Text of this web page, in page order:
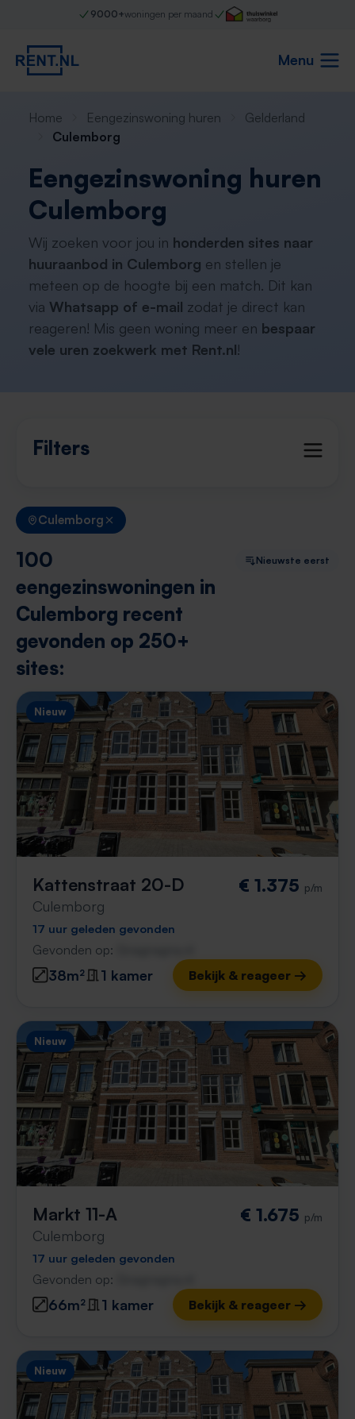
9000+woningen per maand
Menu
Home Eengezinswoning huren
Gelderland
Culemborg
Eengezinswoning huren
Culemborg
Wij zoeken voor jou in honderden sites naar
huuraanbod in Culemborg en stellen je
meteen op de hoogte bij een match. Dit kan
via Whatsapp of e-mail zodat je direct kan
reageren! Mis geen woning meer en bespaar
vele uren zoekwerk met Rent.nl!
Filters
Culemborg
100
eengezinswoningen in
Culemborg recent
gevonden op 250+
sites:
Nieuwste eerst
Nieuw
Kattenstraat 20-D
Culemborg
€ 1.375 p/m
17 uur geleden gevonden
Gevonden op:
38m² 1 kamer Bekijk & reageer →
Nieuw
Markt 11-A
Culemborg
€ 1.675 p/m
17 uur geleden gevonden
Gevonden op:
66m² 1 kamer Bekijk & reageer →
Nieuw